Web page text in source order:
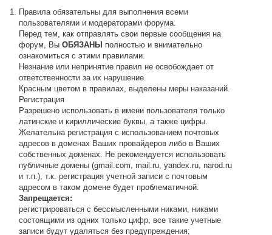
Правила обязательны для выполнения всеми
пользователями и модераторами форума.
Перед тем, как отправлять свои первые сообщения на
форум, ВыОБЯЗАНЫ полностью и внимательно
ознакомиться с этими правилами.
Незнание или непринятие правил не освобождает от
ответственности за их нарушение.
Красным цветом в правилах, выделены меры наказаний.
Регистрация
Разрешено использовать в имени пользователя только
латинские и кириллические буквы, а также цифры.
Желательна регистрация с использованием почтовых
адресов в доменах Ваших провайдеров либо в Ваших
собственных доменах. Не рекомендуется использовать
публичные домены (gmail.com, mail.ru, yandex.ru, narod.ru
и т.п.), т.к. регистрация учетной записи с почтовым
адресом в таком домене будет проблематичной.
Запрещается:
регистрироваться с бессмысленными никами, никами
состоящими из одних только цифр, все такие учетные
записи будут удаляться без предупреждения;